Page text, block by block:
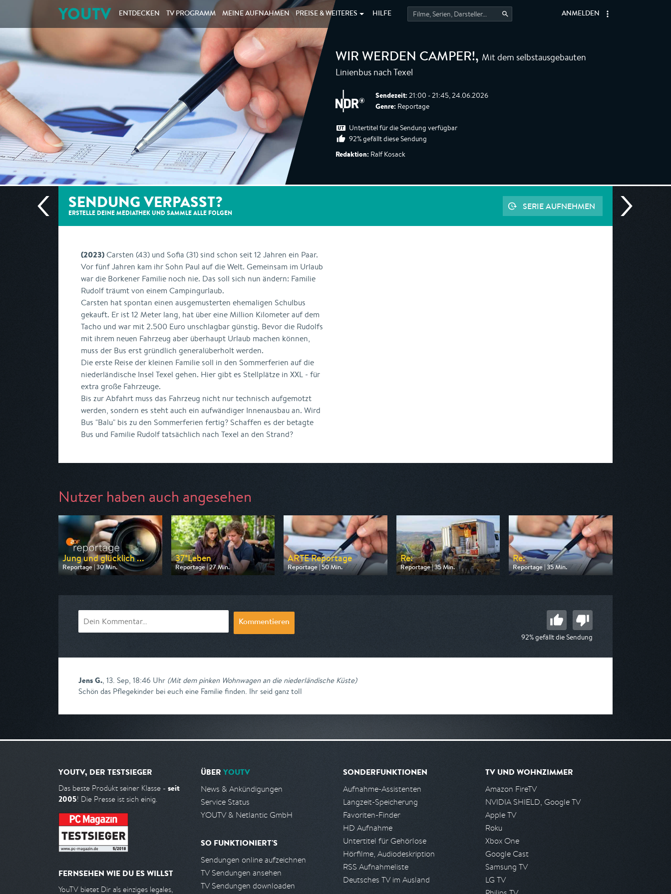
YOUTV ENTDECKEN TV PROGRAMM MEINE AUFNAHMEN PREISE & WEITERES HILFE ANMELDEN
WIR WERDEN CAMPER!, Mit dem selbstausgebauten
Linienbus nach Texel
Sendezeit: 21:00 - 21:45, 24.06.2026
Genre: Reportage
Untertitel für die Sendung verfügbar
92% gefällt diese Sendung
Redaktion: Ralf Kosack
SENDUNG VERPASST?
ERSTELLE DEINE MEDIATHEK UND SAMMLE ALLE FOLGEN
SERIE AUFNEHMEN
(2023)Carsten (43) und Sofia (31) sind schon seit 12 Jahren ein Paar.
Vor fünf Jahren kam ihr Sohn Paul auf die Welt. Gemeinsam im Urlaub
war die Borkener Familie noch nie. Das soll sich nun ändern: Familie
Rudolf träumt von einem Campingurlaub.
Carsten hat spontan einen ausgemusterten ehemaligen Schulbus
gekauft. Er ist 12 Meter lang, hat über eine Million Kilometer auf dem
Tacho und war mit 2.500 Euro unschlagbar günstig. Bevor die Rudolfs
mit ihrem neuen Fahrzeug aber überhaupt Urlaub machen können,
muss der Bus erst gründlich generalüberholt werden.
Die erste Reise der kleinen Familie soll in den Sommerferien auf die
niederländische Insel Texel gehen. Hier gibt es Stellplätze in XXL - für
extra große Fahrzeuge.
Bis zur Abfahrt muss das Fahrzeug nicht nur technisch aufgemotzt
werden, sondern es steht auch ein aufwändiger Innenausbau an. Wird
Bus "Balu" bis zu den Sommerferien fertig? Schaffen es der betagte
Bus und Familie Rudolf tatsächlich nach Texel an den Strand?
Nutzer haben auch angesehen
Jung und glücklich ...
Reportage | 30 Min.
Ausgestrahlt von ZDF
37°Leben
Reportage | 27 Min.
Ausgestrahlt von ZDF
ARTE Reportage
Reportage | 50 Min.
Ausgestrahlt von arte
Re:
Reportage | 35 Min.
Ausgestrahlt von arte
Re:
Reportage | 35 Min.
Ausgestrahlt von arte
Kommentieren
92% gefällt die Sendung
Jens G., 13. Sep, 18:46 Uhr (Mit dem pinken Wohnwagen an die niederländische Küste)
Schön das Pflegekinder bei euch eine Familie finden. Ihr seid ganz toll
YOUTV, DER TESTSIEGER
Das beste Produkt seiner Klasse - seit
2005! Die Presse ist sich einig.
FERNSEHEN WIE DU ES WILLST
YouTV bietet Dir als einziges legales,
ÜBER YOUTV
News & Ankündigungen
Service Status
YOUTV & Netlantic GmbH
SO FUNKTIONIERT'S
Sendungen online aufzeichnen
TV Sendungen ansehen
TV Sendungen downloaden
SONDERFUNKTIONEN
Aufnahme-Assistenten
Langzeit-Speicherung
Favoriten-Finder
HD Aufnahme
Untertitel für Gehörlose
Hörfilme, Audiodeskription
RSS Aufnahmeliste
Deutsches TV im Ausland
TV UND WOHNZIMMER
Amazon FireTV
NVIDIA SHIELD, Google TV
Apple TV
Roku
Xbox One
Google Cast
Samsung TV
LG TV